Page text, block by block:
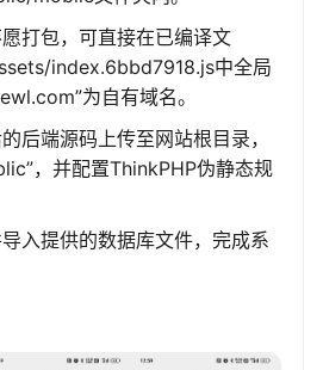
打包，可直接在已编译文
index.6bbd7918.js中全局
为自有域名。
后端源码上传至网站根目录，
，并配置ThinkPHP伪静态规
入提供的数据库文件，完成系